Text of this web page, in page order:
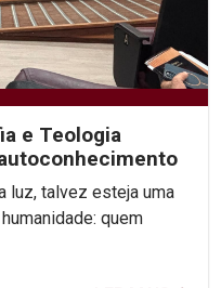
e Teologia
luz, talvez esteja uma
quem